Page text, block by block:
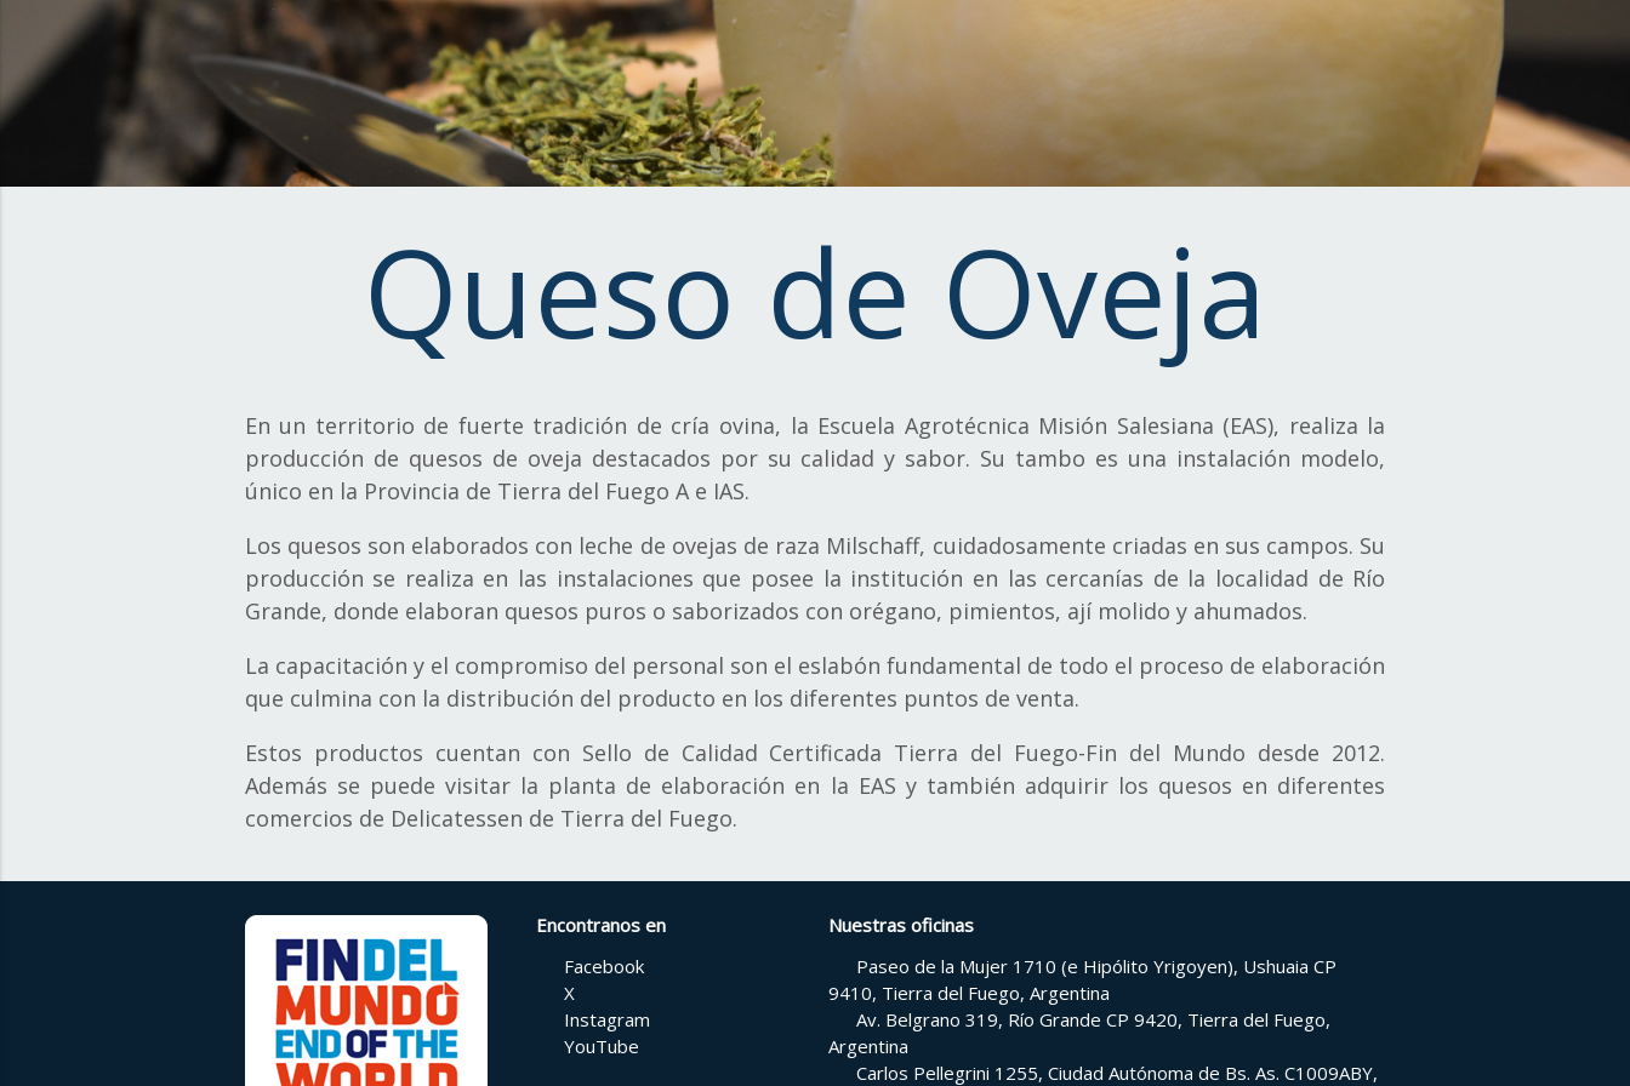
Queso de Oveja
En un territorio de fuerte tradición de cría ovina, la Escuela Agrotécnica Misión Salesiana (EAS), realiza la
producción de quesos de oveja destacados por su calidad y sabor. Su tambo es una instalación modelo,
único en la Provincia de Tierra del Fuego A e IAS.
Los quesos son elaborados con leche de ovejas de raza Milschaff, cuidadosamente criadas en sus campos. Su
producción se realiza en las instalaciones que posee la institución en las cercanías de la localidad de Río
Grande, donde elaboran quesos puros o saborizados con orégano, pimientos, ají molido y ahumados.
La capacitación y el compromiso del personal son el eslabón fundamental de todo el proceso de elaboración
que culmina con la distribución del producto en los diferentes puntos de venta.
Estos productos cuentan con Sello de Calidad Certificada Tierra del Fuego-Fin del Mundo desde 2012.
Además se puede visitar la planta de elaboración en la EAS y también adquirir los quesos en diferentes
comercios de Delicatessen de Tierra del Fuego.
Encontranos en
Facebook
X
Instagram
YouTube
Nuestras oficinas
Paseo de la Mujer 1710 (e Hipólito Yrigoyen), Ushuaia CP
9410, Tierra del Fuego, Argentina
Av. Belgrano 319, Río Grande CP 9420, Tierra del Fuego,
Argentina
Carlos Pellegrini 1255, Ciudad Autónoma de Bs. As. C1009ABY,